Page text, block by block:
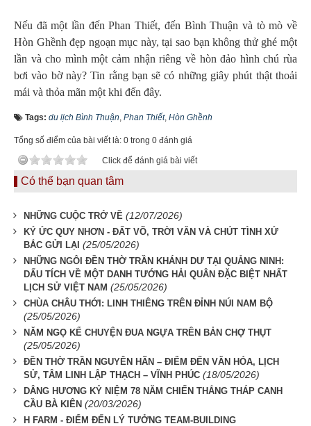
Nếu đã một lần đến Phan Thiết, đến Bình Thuận và tò mò về
Hòn Ghềnh đẹp ngoạn mục này, tại sao bạn không thử ghé một
lần và cho mình một cảm nhận riêng về hòn đảo hình chú rùa
bơi vào bờ này? Tin rằng bạn sẽ có những giây phút thật thoải
mái và thỏa mãn một khi đến đây.
Tags: du lịch Bình Thuận Phan Thiết, Hòn Ghềnh
Tổng số điểm của bài viết là: 0 trong 0 đánh giá
Click để đánh giá bài viết
Có thể bạn quan tâm
NHỮNG CUỘC TRỞ VỀ (12/07/2026)
KÝ ỨC QUY NHƠN - ĐẤT VÕ, TRỜI VĂN VÀ CHÚT TÌNH XỨ
BẮC GỬI LẠI (25/05/2026)
NHỮNG NGÔI ĐỀN THỜ TRẦN KHÁNH DƯ TẠI QUẢNG NINH:
DẤU TÍCH VỀ MỘT DANH TƯỚNG HẢI QUÂN ĐẶC BIỆT NHẤT
LỊCH SỬ VIỆT NAM (25/05/2026)
CHÙA CHÂU THỚI: LINH THIÊNG TRÊN ĐỈNH NÚI NAM BỘ
(25/05/2026)
NĂM NGỌ KỂ CHUYỆN ĐUA NGỰA TRÊN BẢN CHỢ THỤT
(25/05/2026)
ĐỀN THỜ TRẦN NGUYÊN HÃN – ĐIỂM ĐẾN VĂN HÓA, LỊCH
SỬ, TÂM LINH LẬP THẠCH – VĨNH PHÚC (18/05/2026)
DÂNG HƯƠNG KỶ NIỆM 78 NĂM CHIẾN THẮNG THÁP CANH
CẦU BÀ KIÊN (20/03/2026)
H FARM - ĐIỂM ĐẾN LÝ TƯỞNG TEAM-BUILDING